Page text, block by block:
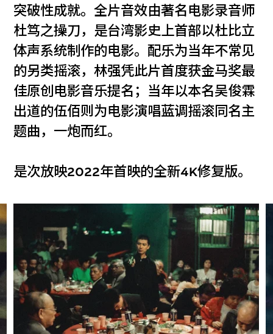
突破性成就。全片音效由著名电影录音师
杜笃之操刀，是台湾影史上首部以杜比立
体声系统制作的电影。配乐为当年不常见
的另类摇滚，林强凭此片首度获金马奖最
佳原创电影音乐提名；当年以本名吴俊霖
出道的伍佰则为电影演唱蓝调摇滚同名主
题曲，一炮而红。
是次放映2022年首映的全新4K修复版。